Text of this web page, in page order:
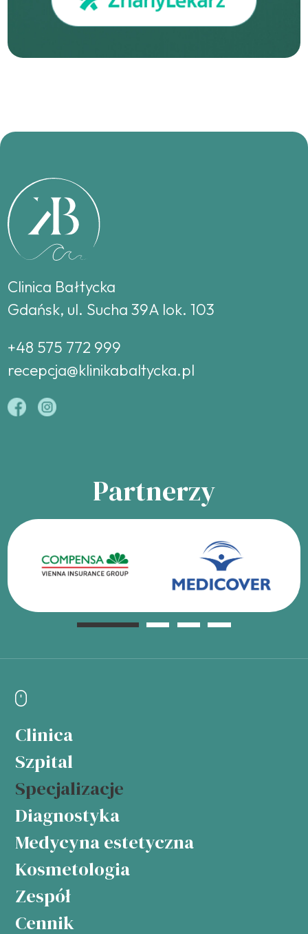
Clinica Bałtycka
Gdańsk, ul. Sucha 39A lok. 103
+48 575 772 999
recepcja@klinikabaltycka.pl
Partnerzy
Clinica
Szpital
Specjalizacje
Diagnostyka
Medycyna estetyczna
Kosmetologia
Zespół
Cennik